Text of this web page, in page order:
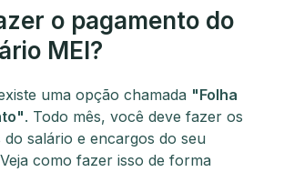
o pagamento do
MEI?
uma opção chamada "Folha
. Todo mês, você deve fazer os
do salário e encargos do seu
como fazer isso de forma